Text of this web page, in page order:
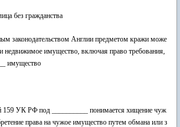
без гражданства
законодательством Англии предметом кражи може
недвижимое имущество, включая право требования,
имущество
159 УК РФ под __________ понимается хищение чуж
права на чужое имущество путем обмана или з